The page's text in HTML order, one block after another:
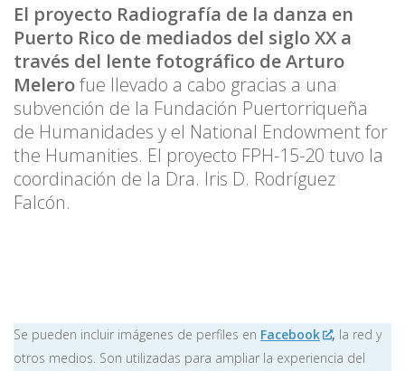
El proyecto Radiografía de la danza en
Puerto Rico de mediados del siglo XX a
través del lente fotográfico de Arturo
Melerofue llevado a cabo gracias a una
subvención de la Fundación Puertorriqueña
de Humanidades y el National Endowment for
the Humanities. El proyecto FPH-15-20 tuvo la
coordinación de la Dra. Iris D. Rodríguez
Falcón.
Se pueden incluir imágenes de perfiles en Facebook , la red y
otros medios. Son utilizadas para ampliar la experiencia del